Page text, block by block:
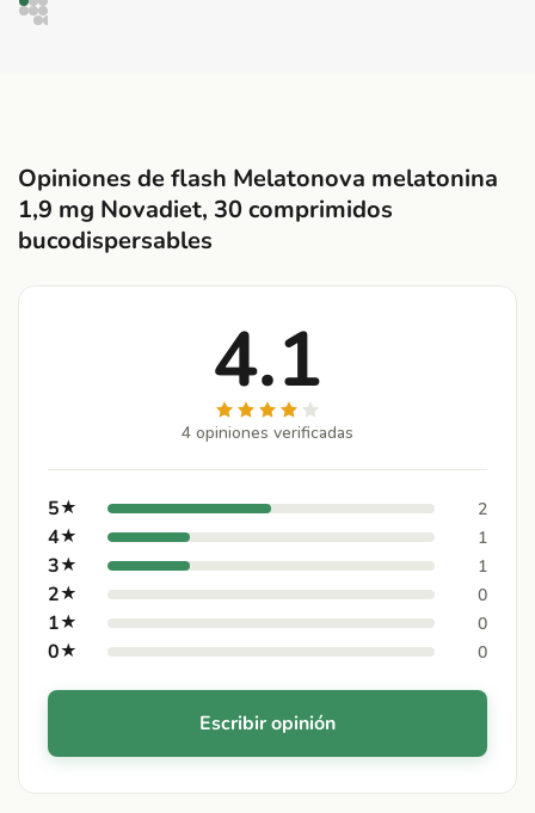
Opiniones de flash Melatonova melatonina
1,9 mg Novadiet, 30 comprimidos
bucodispersables
4.1
4 opiniones verificadas
5★ 2
4★ 1
3★ 1
2★ 0
1★ 0
0★ 0
Escribir opinión